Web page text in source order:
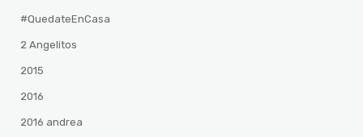
#QuedateEnCasa
2 Angelitos
2015
2016
2016 andrea